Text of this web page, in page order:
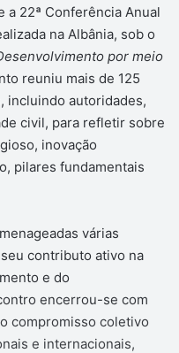
a 22ª Conferência Anual
na Albânia, sob o
por meio
reuniu mais de 125
incluindo autoridades,
civil, para refletir sobre
inovação
pilares fundamentais
várias
contributo ativo na
e do
encerrou-se com
compromisso coletivo
e internacionais,